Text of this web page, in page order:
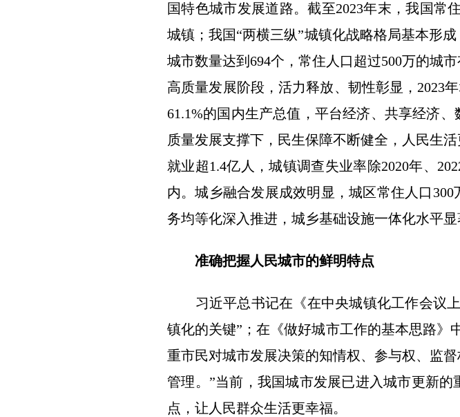
国特色城市发展道路。截至2023年末，我国常
城镇；我国“两横三纵”城镇化战略格局基本形
城市数量达到694个，常住人口超过500万的城
高质量发展阶段，活力释放、韧性彰显，2023
61.1%的国内生产总值，平台经济、共享经济
质量发展支撑下，民生保障不断健全，人民生
就业超1.4亿人，城镇调查失业率除2020年、
内。城乡融合发展成效明显，城区常住人口
务均等化深入推进，城乡基础设施一体化水平显
准确把握人民城市的鲜明特点
习近平总书记在《在中央城镇化工作会议上
镇化的关键”；在《做好城市工作的基本思路》
重市民对城市发展决策的知情权、参与权、监
管理。”当前，我国城市发展已进入城市更新
点，让人民群众生活更幸福。